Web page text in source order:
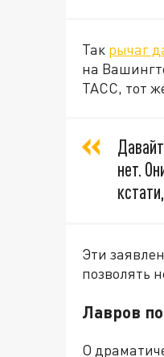
Так рычаг
на
ТАСС, тот
нет.
Эти
позволять
Лавров
О